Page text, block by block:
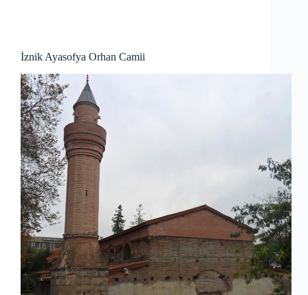
İznik Ayasofya Orhan Camii